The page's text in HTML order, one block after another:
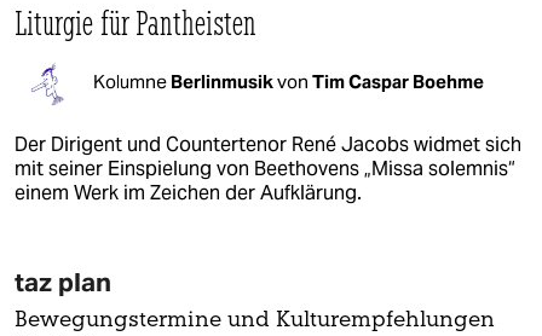
Liturgie für Pantheisten
Kolumne Berlinmusikvon Tim Caspar Boehme
Der Dirigent und Countertenor René Jacobs widmet sich
mit seiner Einspielung von Beethovens „Missa solemnis“
einem Werk im Zeichen der Aufklärung.
taz plan
Bewegungstermine und Kulturempfehlungen